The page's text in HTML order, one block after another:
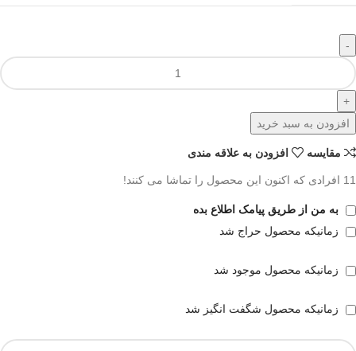
افزودن به سبد خرید
مقايسه افزودن به علاقه مندی
11 افرادی که اکنون این محصول را تماشا می کنند!
به من از طریق پیامک اطلاع بده
زمانیکه محصول حراج شد
زمانیکه محصول موجود شد
زمانیکه محصول شگفت انگیز شد